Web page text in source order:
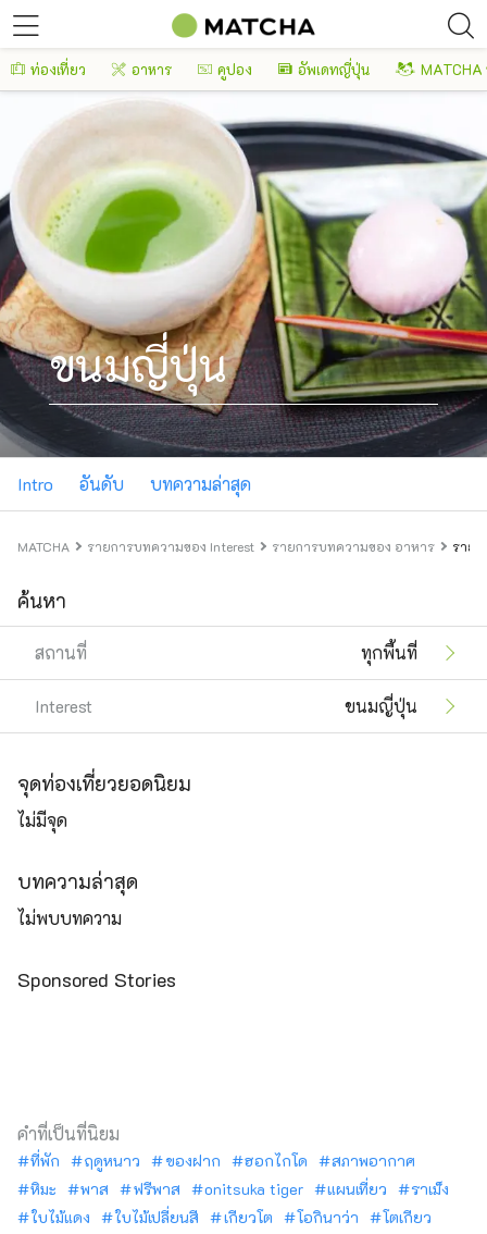
ท่องเที่ยว อาหาร คูปอง อัพเดทญี่ปุ่น
ขนมญี่ปุ่น
Intro อันดับ บทความล่าสุด
MATCHA รายการบทความของ Interest รายการบทความของ อาหาร ราย
ค้นหา
สถานที่ ทุกพื้นที่
Interest ขนมญี่ปุ่น
จุดท่องเที่ยวยอดนิยม
ไม่มีจุด
บทความล่าสุด
ไม่พบบทความ
Sponsored Stories
คำที่เป็นที่นิยม
ที่พัก ฤดูหนาว ของฝาก ฮอกไกโด
สภาพอากาศ
หิมะ
พาส ฟรีพาส onitsuka tiger แผนเที่ยว
ราเม็ง
ใบไม้แดง
ใบไม้เปลี่ยนสี เกียวโต โอกินาว่า
โตเกียว